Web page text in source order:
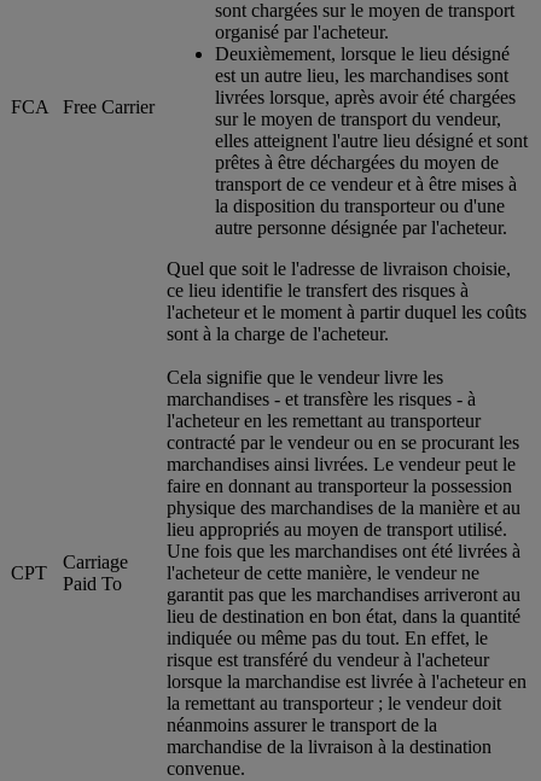
FCA Free Carrier
sont chargées sur le moyen de transport
organisé par l'acheteur.
Deuxièmement, lorsque le lieu désigné
est un autre lieu, les marchandises sont
livrées lorsque, après avoir été chargées
sur le moyen de transport du vendeur,
elles atteignent l'autre lieu désigné et sont
prêtes à être déchargées du moyen de
transport de ce vendeur et à être mises à
la disposition du transporteur ou d'une
autre personne désignée par l'acheteur.
Quel que soit le l'adresse de livraison choisie,
ce lieu identifie le transfert des risques à
l'acheteur et le moment à partir duquel les coûts
sont à la charge de l'acheteur.
CPT
Carriage
Paid To
Cela signifie que le vendeur livre les
marchandises - et transfère les risques - à
l'acheteur en les remettant au transporteur
contracté par le vendeur ou en se procurant les
marchandises ainsi livrées. Le vendeur peut le
faire en donnant au transporteur la possession
physique des marchandises de la manière et au
lieu appropriés au moyen de transport utilisé.
Une fois que les marchandises ont été livrées à
l'acheteur de cette manière, le vendeur ne
garantit pas que les marchandises arriveront au
lieu de destination en bon état, dans la quantité
indiquée ou même pas du tout. En effet, le
risque est transféré du vendeur à l'acheteur
lorsque la marchandise est livrée à l'acheteur en
la remettant au transporteur ; le vendeur doit
néanmoins assurer le transport de la
marchandise de la livraison à la destination
convenue.